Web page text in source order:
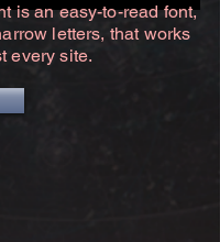
is an easy-to-read font,
letters, that works
every site.